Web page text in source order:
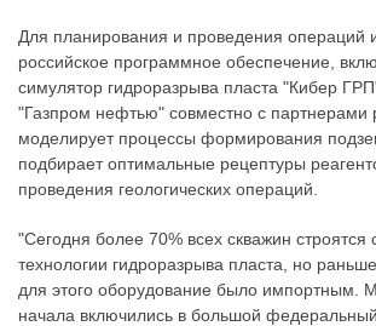
Для планирования и проведения операций
российское программное обеспечение,
симулятор гидроразрыва пласта "Кибер
"Газпром нефтью" совместно с партнерами
моделирует процессы формирования
подбирает оптимальные рецептуры
проведения геологических операций.
"Сегодня более 70% всех скважин
технологии гидроразрыва пласта, но
для этого оборудование было импортным.
начала включились в большой